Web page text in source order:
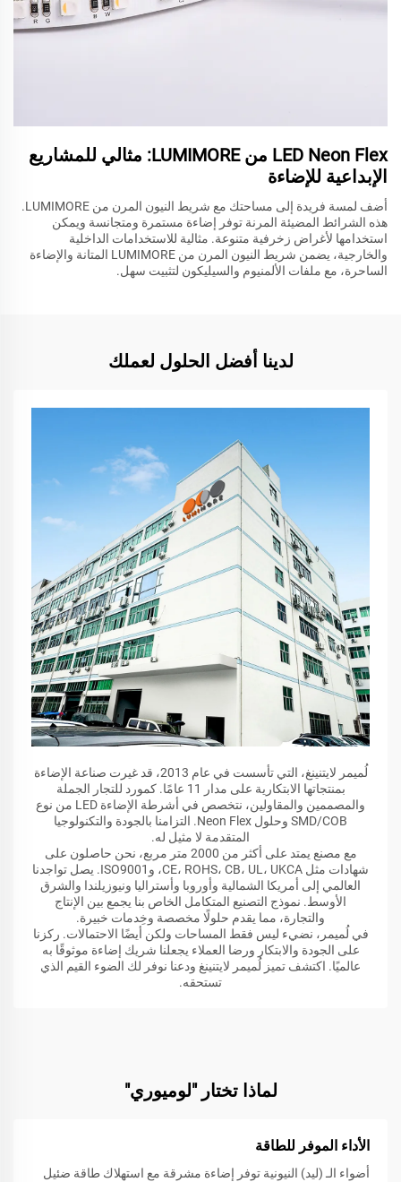
LED Neon Flex من LUMIMORE: مثالي للمشاريع
الإبداعية للإضاءة
أضف لمسة فريدة إلى مساحتك مع شريط النيون المرن من LUMIMORE.
هذه الشرائط المضيئة المرنة توفر إضاءة مستمرة ومتجانسة ويمكن
استخدامها لأغراض زخرفية متنوعة. مثالية للاستخدامات الداخلية
والخارجية، يضمن شريط النيون المرن من LUMIMORE المتانة والإضاءة
الساحرة، مع ملفات الألمنيوم والسيليكون لتثبيت سهل.
لدينا أفضل الحلول لعملك
لُميمر لايتنينغ، التي تأسست في عام 2013، قد غيرت صناعة الإضاءة
بمنتجاتها الابتكارية على مدار 11 عامًا. كمورد للتجار الجملة
والمصممين والمقاولين، نتخصص في أشرطة الإضاءة LED من نوع
SMD/COB وحلول Neon Flex. التزامنا بالجودة والتكنولوجيا
المتقدمة لا مثيل له.
مع مصنع يمتد على أكثر من 2000 متر مربع، نحن حاصلون على
شهادات مثل CE، ROHS، CB، UL، UKCA، وISO9001. يصل تواجدنا
العالمي إلى أمريكا الشمالية وأوروبا وأستراليا ونيوزيلندا والشرق
الأوسط. نموذج التصنيع المتكامل الخاص بنا يجمع بين الإنتاج
والتجارة، مما يقدم حلولًا مخصصة وخِدمات خبيرة.
في لُميمر، نضيء ليس فقط المساحات ولكن أيضًا الاحتمالات. ركزنا
على الجودة والابتكار ورضا العملاء يجعلنا شريك إضاءة موثوقًا به
عالميًا. اكتشف تميز لُميمر لايتنينغ ودعنا نوفر لك الضوء القيم الذي
تستحقه.
لماذا تختار "لوميوري"
الأداء الموفر للطاقة
أضواء الـ (ليد) النيونية توفر إضاءة مشرقة مع استهلاك طاقة ضئيل